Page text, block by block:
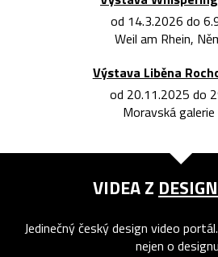
od 14.3.2026 do
Weil am Rhein,
Výstava Liběna
od 20.11.2025 do
Moravská
VIDEA Z
Jedinečný český design video
nejen o